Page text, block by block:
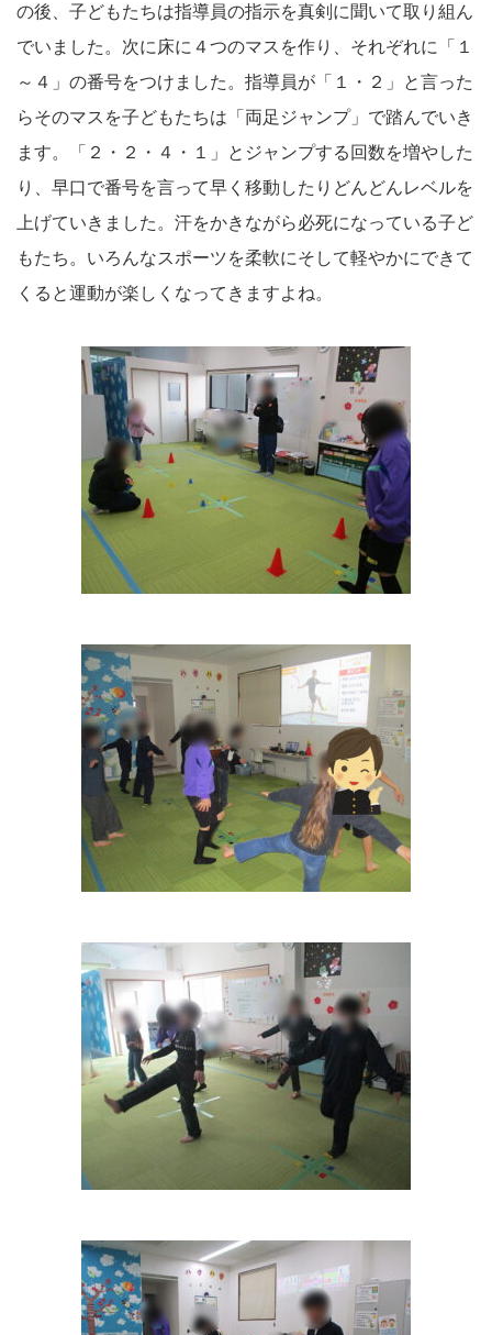
の後、子どもたちは指導員の指示を真剣に聞いて取り組ん
でいました。次に床に４つのマスを作り、それぞれに「１
～４」の番号をつけました。指導員が「１・２」と言った
らそのマスを子どもたちは「両足ジャンプ」で踏んでいき
ます。「２・２・４・１」とジャンプする回数を増やした
り、早口で番号を言って早く移動したりどんどんレベルを
上げていきました。汗をかきながら必死になっている子ど
もたち。いろんなスポーツを柔軟にそして軽やかにできて
くると運動が楽しくなってきますよね。